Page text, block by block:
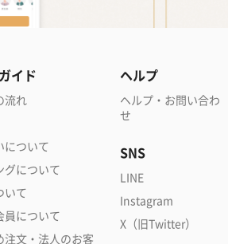
イド
流れ
について
グについて
いて
員について
注文・法人のお客
ヘルプ
ヘルプ・お問い合わ
せ
SNS
LINE
Instagram
X（旧Twitter）